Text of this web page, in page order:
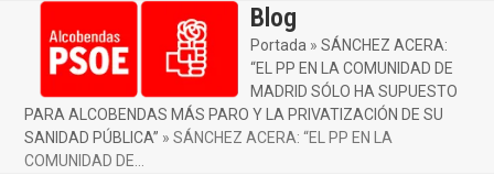
contentmobile
menu
mobile
menu
Blog
Portada »SÁNCHEZ ACERA:
“EL PP EN LA COMUNIDAD DE
MADRID SÓLO HA SUPUESTO
PARA ALCOBENDAS MÁS PARO Y LA PRIVATIZACIÓN DE SU
SANIDAD PÚBLICA” »SÁNCHEZ ACERA: “EL PP EN LA
COMUNIDAD DE…